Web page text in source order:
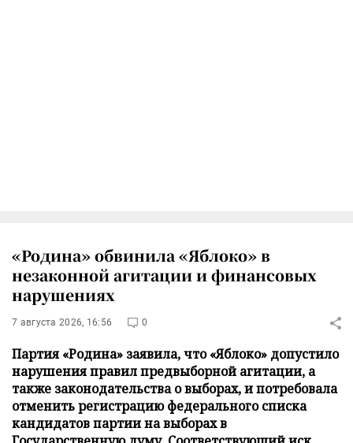
«Родина» обвинила «Яблоко» в
незаконной агитации и финансовых
нарушениях
7 августа 2026, 16:56 0
Партия «Родина» заявила, что «Яблоко» допустило
нарушения правил предвыборной агитации, а
также законодательства о выборах, и потребовала
отменить регистрацию федерального списка
кандидатов партии на выборах в